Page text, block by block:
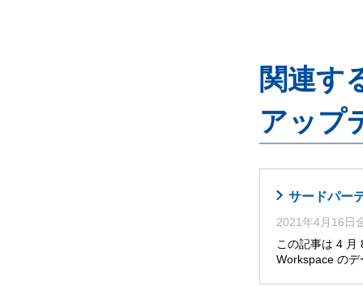
関連す
アップ
サードパー
2021年4月16日
この記事は 4 月
Workspace の